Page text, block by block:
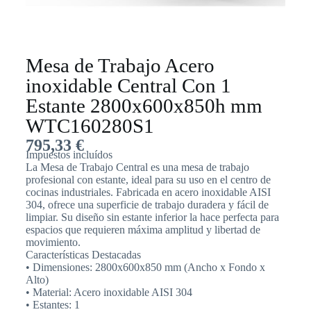
Mesa de Trabajo Acero
inoxidable Central Con 1
Estante 2800x600x850h mm
WTC160280S1
795,33 €
Impuestos incluídos
La Mesa de Trabajo Central es una mesa de trabajo
profesional con estante, ideal para su uso en el centro de
cocinas industriales. Fabricada en acero inoxidable AISI
304, ofrece una superficie de trabajo duradera y fácil de
limpiar. Su diseño sin estante inferior la hace perfecta para
espacios que requieren máxima amplitud y libertad de
movimiento.
Características Destacadas
• Dimensiones: 2800x600x850 mm (Ancho x Fondo x
Alto)
• Material: Acero inoxidable AISI 304
• Estantes: 1